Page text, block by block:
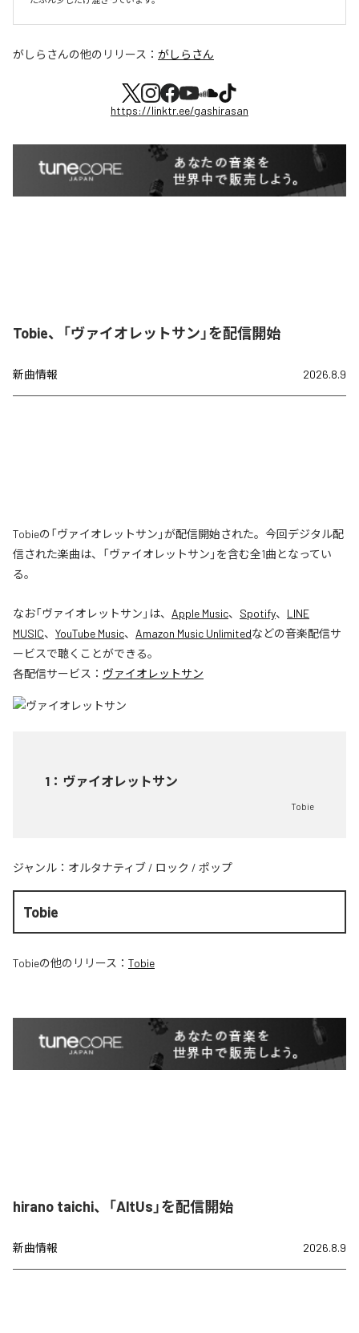
がしらさんの他のリリース： がしらさん
https://linktr.ee/gashirasan
Tobie、「ヴァイオレットサン」を配信開始
新曲情報 2026.8.9
Tobieの「ヴァイオレットサン」が配信開始された。今回デジタル配
信された楽曲は、「ヴァイオレットサン」を含む全1曲となってい
る。
なお「ヴァイオレットサン 」は、 Apple Music、 Spotify、 LINE
MUSIC、 YouTube Music、 Amazon Music Unlimitedなどの音楽配信サ
ービスで聴くことができる。
各配信サービス： ヴァイオレットサン
1 ： ヴァイオレットサン
Tobie
ジャンル： オルタナティブ / ロック / ポップ
Tobie
Tobieの他のリリース： Tobie
hirano taichi、「AltUs」を配信開始
新曲情報 2026.8.9